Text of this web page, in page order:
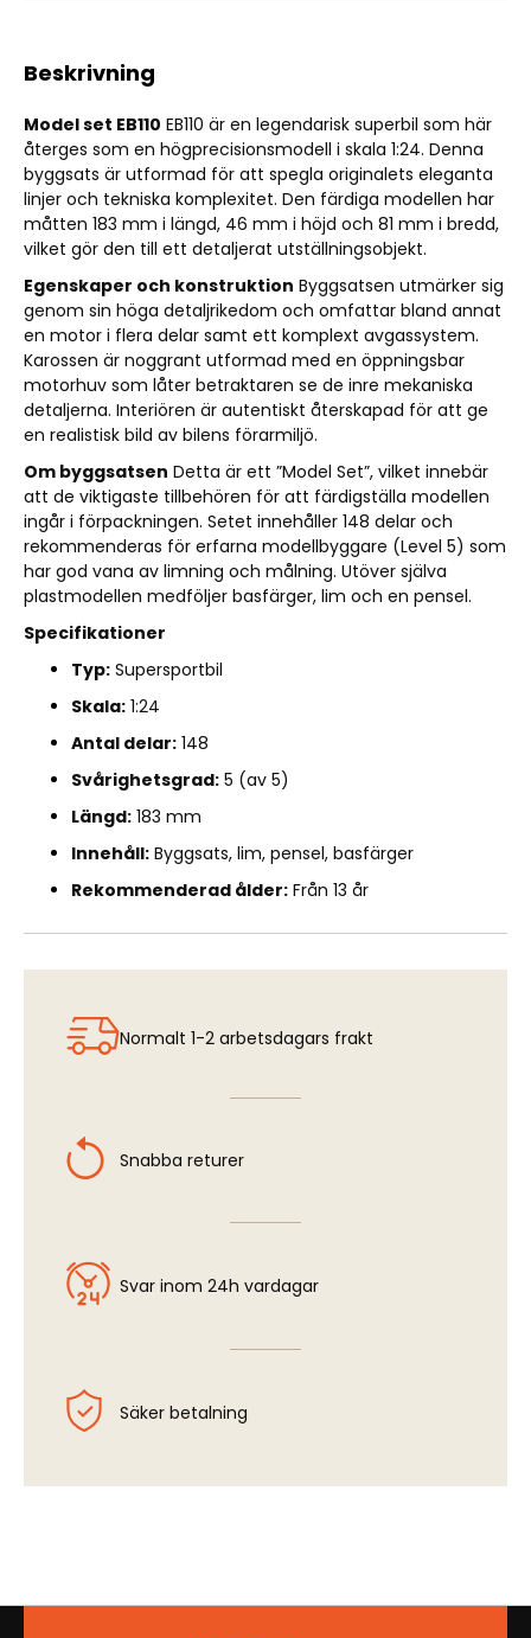
Beskrivning
Model set EB110 EB110 är en legendarisk superbil som här
återges som en högprecisionsmodell i skala 1:24. Denna
byggsats är utformad för att spegla originalets eleganta
linjer och tekniska komplexitet. Den färdiga modellen har
måtten 183 mm i längd, 46 mm i höjd och 81 mm i bredd,
vilket gör den till ett detaljerat utställningsobjekt.
Egenskaper och konstruktion Byggsatsen utmärker sig
genom sin höga detaljrikedom och omfattar bland annat
en motor i flera delar samt ett komplext avgassystem.
Karossen är noggrant utformad med en öppningsbar
motorhuv som låter betraktaren se de inre mekaniska
detaljerna. Interiören är autentiskt återskapad för att ge
en realistisk bild av bilens förarmiljö.
Om byggsatsen Detta är ett ”Model Set”, vilket innebär
att de viktigaste tillbehören för att färdigställa modellen
ingår i förpackningen. Setet innehåller 148 delar och
rekommenderas för erfarna modellbyggare (Level 5) som
har god vana av limning och målning. Utöver själva
plastmodellen medföljer basfärger, lim och en pensel.
Specifikationer
Typ: Supersportbil
Skala: 1:24
Antal delar: 148
Svårighetsgrad: 5 (av 5)
Längd: 183 mm
Innehåll: Byggsats, lim, pensel, basfärger
Rekommenderad ålder: Från 13 år
Normalt 1-2 arbetsdagars frakt
Snabba returer
Svar inom 24h vardagar
Säker betalning